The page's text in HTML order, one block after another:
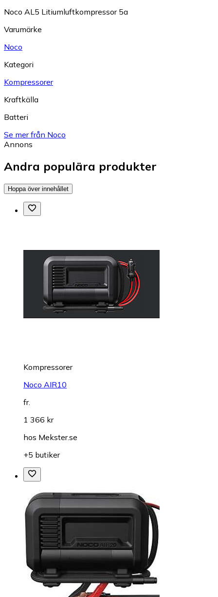
Noco AL5 Litiumluftkompressor 5a
Varumärke
Noco
Kategori
Kompressorer
Kraftkälla
Batteri
Se mer från Noco
Annons
Andra populära produkter
Hoppa över innehållet
Kompressorer
Noco AIR10
fr.
1 366 kr
hos Mekster.se
+5 butiker